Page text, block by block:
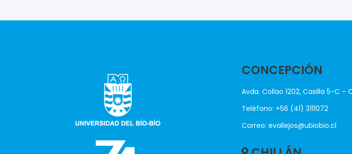
CONCEPCIÓN
Avda. Collao 1202, Casilla 5-C –
Teléfono: +56 (41) 3111072
Correo: evallejos@ubiobio.cl